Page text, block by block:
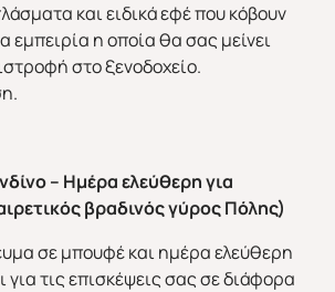
και ειδικά εφέ που κόβουν
εμπειρία η οποία θα σας μείνει
στο ξενοδοχείο.
– Ημέρα ελεύθερη για
βραδινός γύρος Πόλης)
σε μπουφέ και ημέρα ελεύθερη
για τις επισκέψεις σας σε διάφορα